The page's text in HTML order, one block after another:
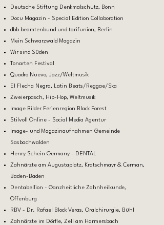
Deutsche Stiftung Denkmalschutz, Bonn
Docu Magazin - Special Edition Collaboration
dbb beamtenbund und tarifunion, Berlin
Mein Schwarzwald Magazin
Wir sind Süden
Tonarten Festival
Quadro Nuevo, Jazz/Weltmusik
El Flecha Negra, Latin Beats/Reggae/Ska
Zweierpasch, Hip-Hop, Weltmusik
Image Bilder Ferienregion Black Forest
Stilvoll Online - Social Media Agentur
Image- und Magazinaufnahmen Gemeinde
Sasbachwalden
Henry Schein Germany - DENTAL
Zahnärzte am Augustaplatz, Kratschmayr & Cerman,
Baden-Baden
Dentabellion - Ganzheitliche Zahnheilkunde,
Offenburg
RBV - Dr. Rafael Block Veras, Oralchirurgie, Bühl
Zahnärzte im Dörfle, Zell am Harmersbach